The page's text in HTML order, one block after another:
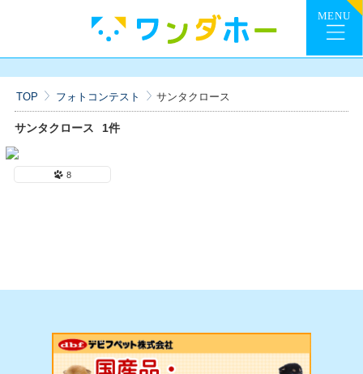
TOP フォトコンテスト サンタクロース
サンタクロース 1件
8